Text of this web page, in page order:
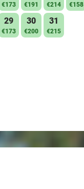
€173 €191 €214 €158
29
€173
30
€200
31
€215